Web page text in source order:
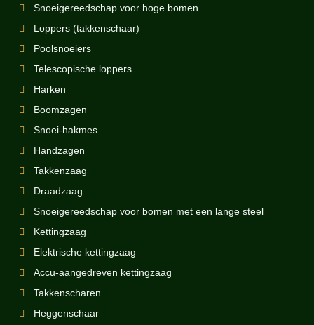
Snoeigereedschap voor hoge bomen
Loppers (takkenschaar)
Poolsnoeiers
Telescopische loppers
Harken
Boomzagen
Snoei-hakmes
Handzagen
Takkenzaag
Draadzaag
Snoeigereedschap voor bomen met een lange steel
Kettingzaag
Elektrische kettingzaag
Accu-aangedreven kettingzaag
Takkenscharen
Heggenschaar